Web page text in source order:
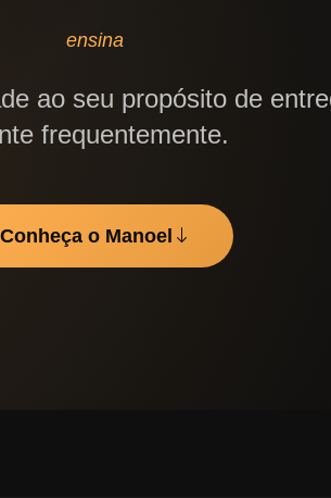
ensina
ao seu propósito de
frequentemente.
Conheça o Manoel